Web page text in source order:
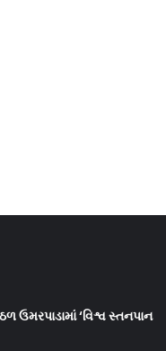
‘વિશ્વ સ્તનપાન